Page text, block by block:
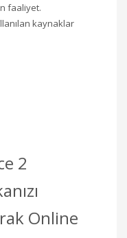
faaliyet.
kaynaklar
2
Online